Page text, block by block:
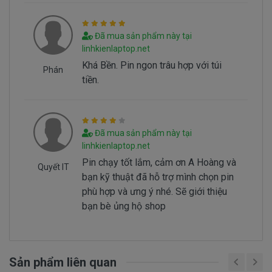
báo “ Need replace battery” là chúng ta biết pin
laptop Dell của chúng ta bị hư.
- Ba là ngay đèn tín hiệu của cục pin sẻ chuyển
sang màu cam.
Hình nhận biết pin dell Latitude P40G
P40G001 bi hư
Batery Dell Latitude P40G
P40G001 tai sao hư
Battery dell Latitude P40G P40G001 bị hư tại
sao nó hư, có 2 nguyên nhân sau đây.
==> Pin sẻ bị hư
Phán
Đã mua sản phẩm này tại
linhkienlaptop.net
Khá Bền. Pin ngon trâu hợp với túi
tiền.
Quyết IT
Đã mua sản phẩm này tại
linhkienlaptop.net
Pin chạy tốt lắm, cảm ơn A Hoàng và
bạn kỹ thuật đã hỗ trợ mình chọn pin
phù hợp và ưng ý nhé. Sẽ giới thiệu
bạn bè ủng hộ shop
Sản phẩm liên quan